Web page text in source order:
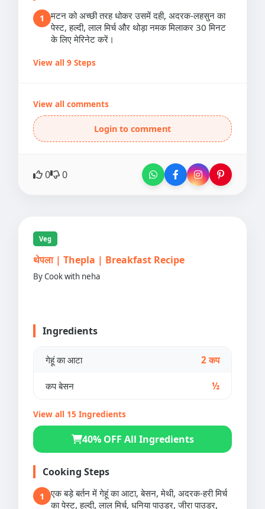
1
मटन को अच्छी तरह धोकर उसमें दही, अदरक-लहसुन का
पेस्ट, हल्दी, लाल मिर्च और थोड़ा नमक मिलाकर 30 मिनट
के लिए मेरिनेट करें।
View all 9 Steps
View all comments
Login to comment
0 0
Veg
थेपला | Thepla | Breakfast Recipe
By Cook with neha
Ingredients
गेहूं का आटा 2 कप
कप बेसन ½
View all 15 Ingredients
40% OFF All Ingredients
Cooking Steps
1
एक बड़े बर्तन में गेहूं का आटा, बेसन, मेथी, अदरक-हरी मिर्च
का पेस्ट, हल्दी, लाल मिर्च, धनिया पाउडर, जीरा पाउडर,